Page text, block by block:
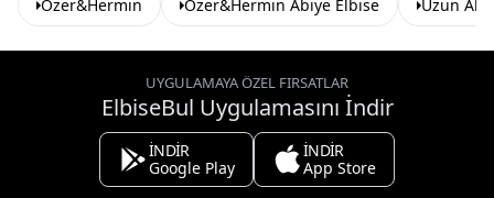
Özer&Hermin Özer&Hermin Abiye Elbise Uzun
UYGULAMAYA ÖZEL FIRSATLAR
ElbiseBul Uygulamasını İndir
İNDİR
Google Play
İNDİR
App Store